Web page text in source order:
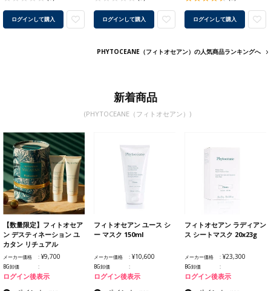
ログインして購入 ログインして購入 ログインして購入
PHYTOCEANE（フィトオセアン）の人気商品ランキングへ
新着商品
(PHYTOCEANE（フィトオセアン）)
【数量限定】フィトオセア
ン デスティネーション ユ
カタン リチュアル
メーカー価格 ¥9,700
BG卸価
ログイン後表示
フィトオセアン ユース シ
ー マスク 150ml
メーカー価格 ¥10,600
BG卸価
ログイン後表示
フィトオセアン ラディアン
ス シートマスク 20x23g
メーカー価格 ¥23,300
BG卸価
ログイン後表示